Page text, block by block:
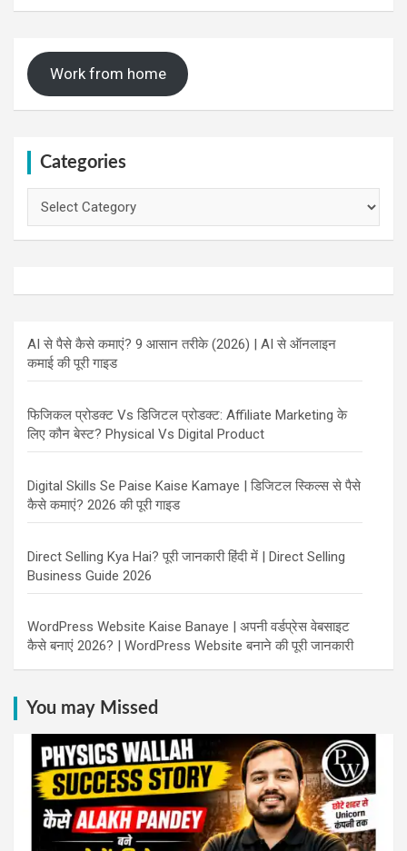
Work from home
Categories
AI से पैसे कैसे कमाएं? 9 आसान तरीके (2026) | AI से ऑनलाइन
कमाई की पूरी गाइड
फिजिकल प्रोडक्ट Vs डिजिटल प्रोडक्ट: Affiliate Marketing के
लिए कौन बेस्ट? Physical Vs Digital Product
Digital Skills Se Paise Kaise Kamaye | डिजिटल स्किल्स से पैसे
कैसे कमाएं? 2026 की पूरी गाइड
Direct Selling Kya Hai? पूरी जानकारी हिंदी में | Direct Selling
Business Guide 2026
WordPress Website Kaise Banaye | अपनी वर्डप्रेस वेबसाइट
कैसे बनाएं 2026? | WordPress Website बनाने की पूरी जानकारी
You may Missed